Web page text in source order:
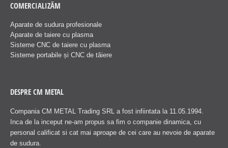
COMERCIALIZĂM
Aparate de sudura profesionale
Aparate de taiere cu plasma
Sisteme CNC de taiere cu plasma
Sisteme portabile și CNC de tăiere
DESPRE CM METAL
Compania CM METAL Trading SRL a fost infiintata la 11.05.1994.
Inca de la inceput ne-am propus sa fim o companie dinamica, cu
personal calificat si cat mai aproape de cei care au nevoie de aparate
de sudura.